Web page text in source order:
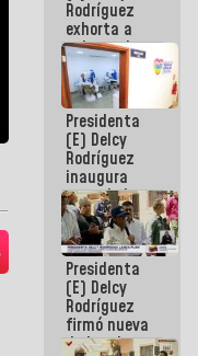
Rodríguez
exhorta a
gobernadores
y alcaldes a
edificar
casas para
abuelos
Presidenta
(E) Delcy
Rodríguez
inaugura
casa de los
Abuelos
Primavera
en Caracas
Presidenta
(E) Delcy
Rodríguez
firmó nueva
de Ley de